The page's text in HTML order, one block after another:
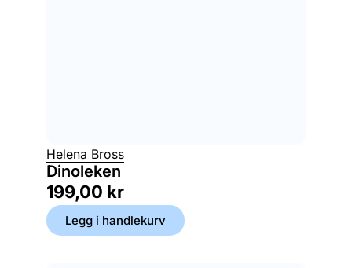
Helena Bross
Dinoleken
199,00 kr
Legg i handlekurv